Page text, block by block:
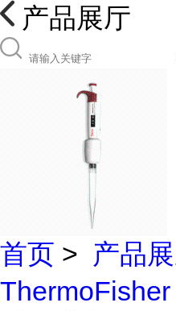
产品展厅
首页 > 产品
ThermoFisher